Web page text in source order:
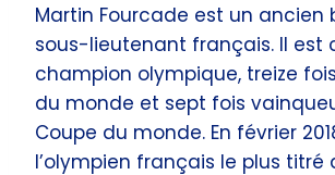
Martin Fourcade est un ancien
sous-lieutenant français. Il est
champion olympique, treize
du monde et sept fois
Coupe du monde. En février
l’olympien français le plus titré